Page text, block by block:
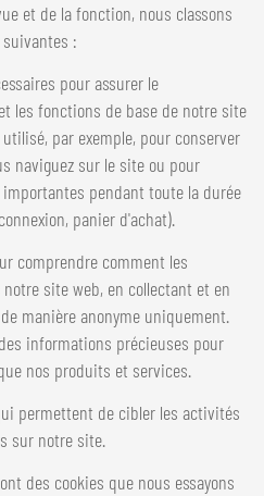
et de la fonction, nous classons
:
pour assurer le
les fonctions de base de notre site
par exemple, pour conserver
naviguez sur le site ou pour
pendant toute la durée
panier d'achat).
comprendre comment les
site web, en collectant et en
manière anonyme uniquement.
informations précieuses pour
nos produits et services.
permettent de cibler les activités
sur notre site.
des cookies que nous essayons